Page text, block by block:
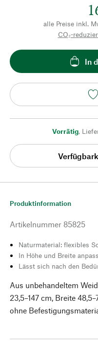
alle Preise inkl.
CO₂-
In
Vorrätig,
Produktinformation
Artikelnummer 85825
Naturmaterial: flexibles
In Höhe und Breite
Lässt sich nach den
Aus unbehandeltem
23,5–147 cm, Breite
ohne